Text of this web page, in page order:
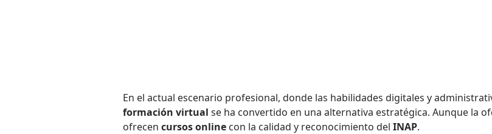
En el actual escenario profesional, donde las habilidades digitales y
formación virtual se ha convertido en una alternativa estratégica. Aunque la
ofrecen cursos online con la calidad y reconocimiento del INAP.